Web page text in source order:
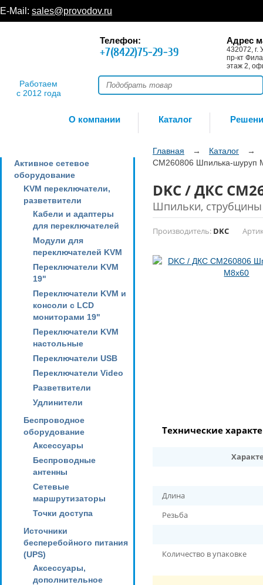
E-Mail: sales@provodov.ru
Работаем
с 2012 года
Телефон:
+7(8422)75-29-39
Адрес
432072, г.
пр-кт
этаж 2,
О компании Каталог
Активное сетевое
оборудование
KVM переключатели,
разветвители
Кабели и адаптеры
для переключателей
Модули для
переключателей KVM
Переключатели KVM
19"
Переключатели KVM и
консоли с LCD
мониторами 19"
Переключатели KVM
настольные
Переключатели USB
Переключатели Video
Разветвители
Удлинители
Беспроводное
оборудование
Аксессуары
Беспроводные
антенны
Сетевые
маршрутизаторы
Точки доступа
Источники
бесперебойного питания
(UPS)
Аксессуары,
дополнительное
Главная → Каталог
→
CM260806 Шпилька-шуруп
DKC / ДКС
Шпильки, струбцины
Производитель: DKC
Технические
Длина
Резьба
Количество в упаковке